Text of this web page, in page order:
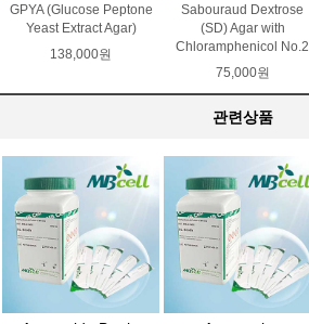
GPYA (Glucose Peptone
Yeast Extract Agar)
138,000원
Sabouraud Dextrose
(SD) Agar with
Chloramphenicol No.2
75,000원
관련상품